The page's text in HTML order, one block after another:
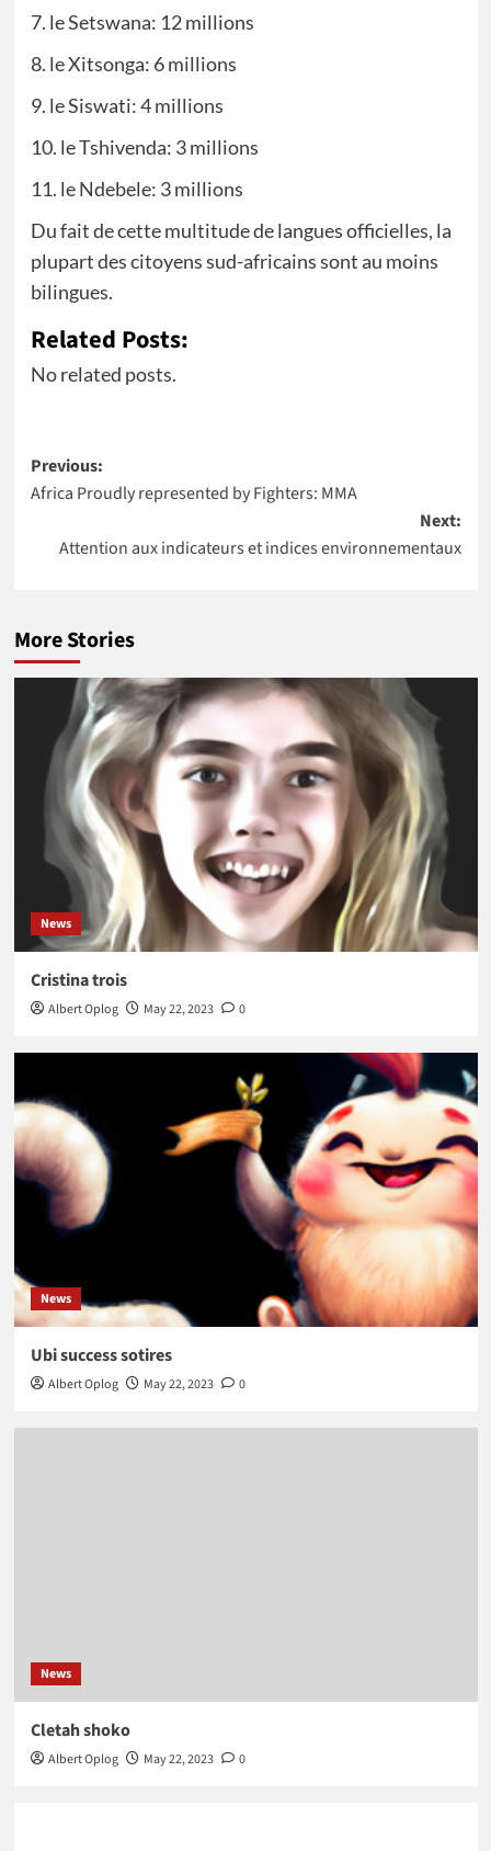
7. le Setswana: 12 millions
8. le Xitsonga: 6 millions
9. le Siswati: 4 millions
10. le Tshivenda: 3 millions
11. le Ndebele: 3 millions
Du fait de cette multitude de langues officielles, la
plupart des citoyens sud-africains sont au moins
bilingues.
Related Posts:
No related posts.
Post
navigation
Previous:
Africa Proudly represented by Fighters: MMA
Next:
Attention aux indicateurs et indices environnementaux
More Stories
News
Cristina trois
Albert Oplog May 22, 2023 0
News
Ubi success sotires
Albert Oplog May 22, 2023 0
News
Cletah shoko
Albert Oplog May 22, 2023 0